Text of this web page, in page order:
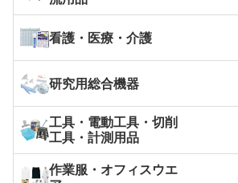
看護・医療・介護
研究用総合機器
工具・電動工具・切削
工具・計測用品
作業服・オフィスウエ